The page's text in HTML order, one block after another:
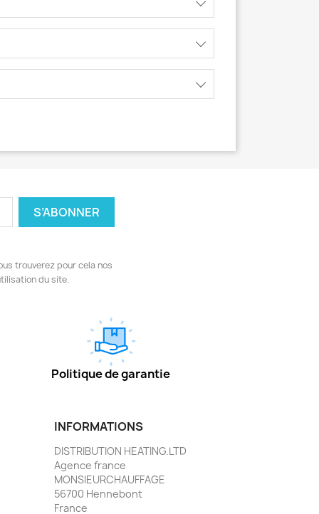
trouverez pour cela nos
du site.
Politique de garantie
INFORMATIONS
DISTRIBUTION HEATING.LTD
Agence france
MONSIEURCHAUFFAGE
56700 Hennebont
France